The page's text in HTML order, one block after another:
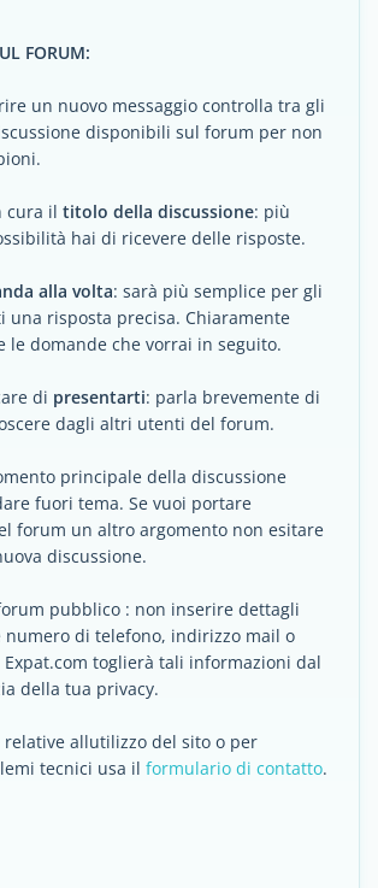
FORUM:
un nuovo messaggio controlla tra gli
disponibili sul forum per non
cura il titolo della discussione: più
hai di ricevere delle risposte.
alla volta: sarà più semplice per gli
risposta precisa. Chiaramente
le domande che vorrai in seguito.
di presentarti: parla brevemente di
dagli altri utenti del forum.
principale della discussione
fuori tema. Se vuoi portare
forum un altro argomento non esitare
discussione.
pubblico : non inserire dettagli
numero di telefono, indirizzo mail o
Expat.com toglierà tali informazioni dal
della tua privacy.
allutilizzo del sito o per
tecnici usa il formulario di contatto.